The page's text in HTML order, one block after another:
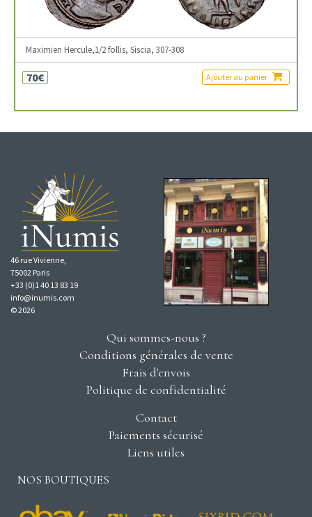
Maximien Hercule,1/2 follis, Siscia, 307-308
70€ Ajouter au panier
46 rue Vivienne,
75002 Paris
+33 (0)1 40 13 83 19
info@inumis.com
© 2026
Qui sommes-nous ?
Conditions générales de vente
Frais d'envois
Politique de confidentialité
Contact
Paiements sécurisé
Liens utiles
NOS BOUTIQUES